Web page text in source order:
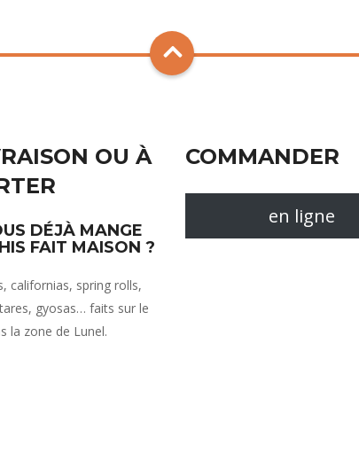
OU À
DÉJÀ MANGE
FAIT MAISON ?
californias, spring rolls,
gyosas… faits sur le
la zone de Lunel.
COMMANDER
en ligne